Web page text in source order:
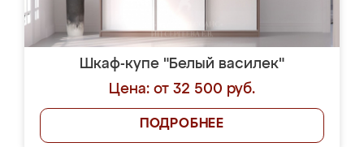
Шкаф-купе "Белый василек"
Цена: от 32 500 руб.
ПОДРОБНЕЕ